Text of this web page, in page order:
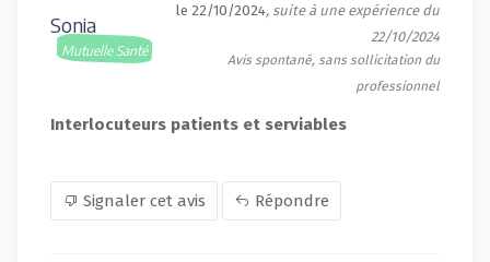
Sonia
Mutuelle Santé
le 22/10/2024, suite à une expérience du
22/10/2024
Avis spontané, sans sollicitation du
professionnel
Interlocuteurs patients et serviables
Signaler cet avis Répondre